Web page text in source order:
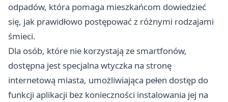
odpadów, która pomaga mieszkańcom dowiedzieć
się, jak prawidłowo postępować z różnymi rodzajami
śmieci.
Dla osób, które nie korzystają ze smartfonów,
dostępna jest specjalna wtyczka na stronę
internetową miasta, umożliwiająca pełen dostęp do
funkcji aplikacji bez konieczności instalowania jej na